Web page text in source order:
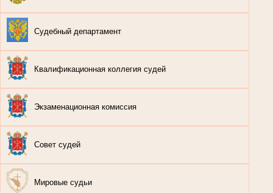
Судебный департамент
Квалификационная коллегия судей
Экзаменационная комиссия
Совет судей
Мировые судьи